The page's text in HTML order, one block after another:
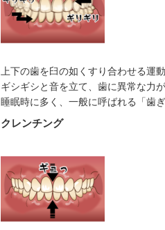
上下の歯を臼の如くすり合わせる運
ギシギシと音を立て、歯に異常な力
睡眠時に多く、一般に呼ばれる「歯
クレンチング